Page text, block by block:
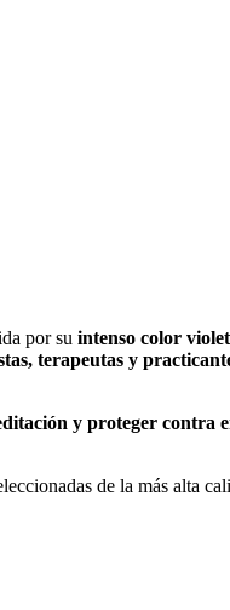
por su intenso color
terapeutas y
y proteger contra
de la más alta